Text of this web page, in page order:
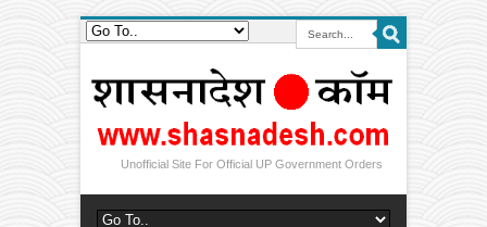
Unofficial Site For Official UP Government Orders